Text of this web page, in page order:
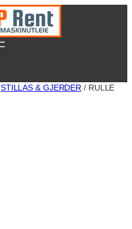
STILLAS & GJERDER / RULLE